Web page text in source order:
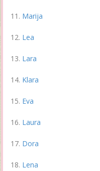
Marija
Lea
Lara
Klara
Eva
Laura
Dora
Lena